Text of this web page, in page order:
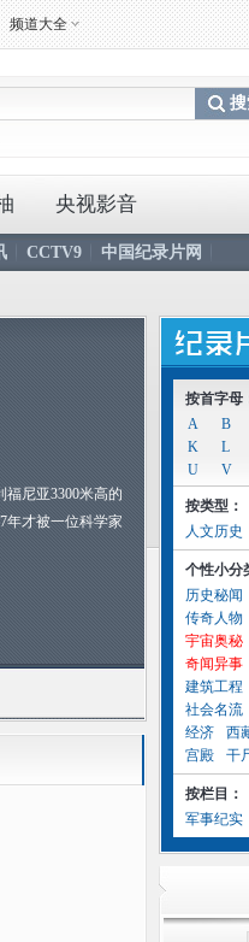
频道大全
CCTV9 中国纪录片网
央视影音
尼亚3300米高的
年才被一位科学家
按首字母
A
B
K
L
U
V
按类型：
人文历史
个性小分
历史秘闻
传奇人物
宇宙奥秘
奇闻异事
建筑工程
社会名流
经济
西
宫殿
干
按栏目：
军事纪实